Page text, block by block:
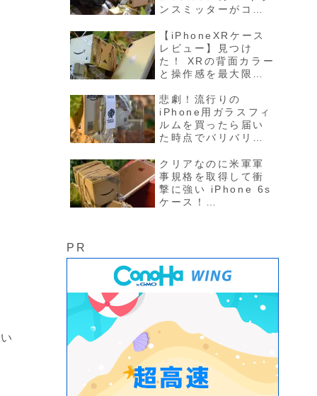
ンスミッターがコス
いかもしれない。
【iPhoneXRケース
レビュー】見つけ
た！ XRの背面カラー
と操作感を最大限に
ース！これ最高か
も！
悲劇！流行りの
iPhone用ガラスフィ
ルムを買ったら届い
た時点でバリバリに
寝入りの巻。
クリアなのに米軍軍
事規格を取得して衝
撃に強い iPhone 6s
ケース！
PR